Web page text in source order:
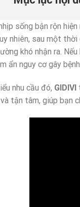
sống bận rộn
nhiên, sau một
khó nhận ra.
ẩn nguy cơ gây
nhu cầu đó, GIDIVI
tận tâm, giúp bạn